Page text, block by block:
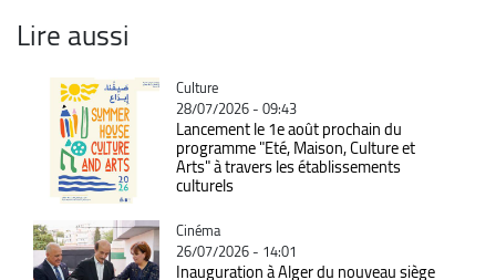
Lire aussi
Catégorie
Culture
28/07/2026 - 09:43
Lancement le 1e août prochain du
programme "Eté, Maison, Culture et
Arts" à travers les établissements
culturels
Catégorie
Cinéma
26/07/2026 - 14:01
Inauguration à Alger du nouveau siège